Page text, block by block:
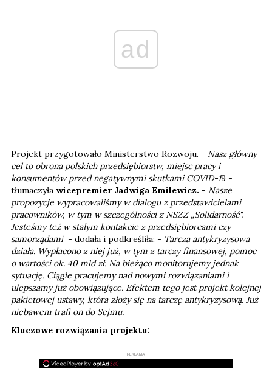
ad
Projekt przygotowało Ministerstwo Rozwoju. - Nasz główny
cel to obrona polskich przedsiębiorstw, miejsc pracy i
konsumentów przed negatywnymi skutkami COVID-19 -
tłumaczyła wicepremier Jadwiga Emilewicz. - Nasze
propozycje wypracowaliśmy w dialogu z przedstawicielami
pracowników, w tym w szczególności z NSZZ „Solidarność".
Jesteśmy też w stałym kontakcie z przedsiębiorcami czy
samorządami - dodała i podkreśliła: - Tarcza antykryzysowa
działa. Wypłacono z niej już, w tym z tarczy finansowej, pomoc
o wartości ok. 40 mld zł. Na bieżąco monitorujemy jednak
sytuację. Ciągle pracujemy nad nowymi rozwiązaniami i
ulepszamy już obowiązujące. Efektem tego jest projekt kolejnej
pakietowej ustawy, która złoży się na tarczę antykryzysową. Już
niebawem trafi on do Sejmu.
Kluczowe rozwiązania projektu:
REKLAMA